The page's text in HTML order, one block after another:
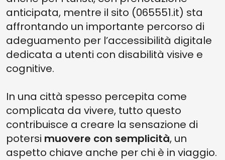
anticipata, mentre il sito (065551.it) sta
affrontando un importante percorso di
adeguamento per l’accessibilità digitale
dedicata a utenti con disabilità visive e
cognitive.
In una città spesso percepita come
complicata da vivere, tutto questo
contribuisce a creare la sensazione di
potersi muovere con semplicità, un
aspetto chiave anche per chi è in viaggio.